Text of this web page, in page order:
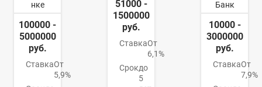
нке
100000 -
5000000
руб.
СтавкаОт
5,9%
51000 -
1500000
руб.
СтавкаОт
6,1%
Срокдо
5
Банк
10000 -
3000000
руб.
СтавкаОт
7,9%